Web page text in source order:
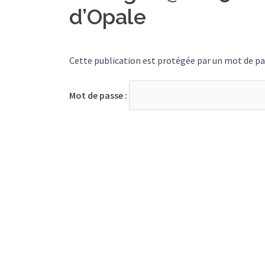
d’Opale
Cette publication est protégée par un mot de
Mot de passe :